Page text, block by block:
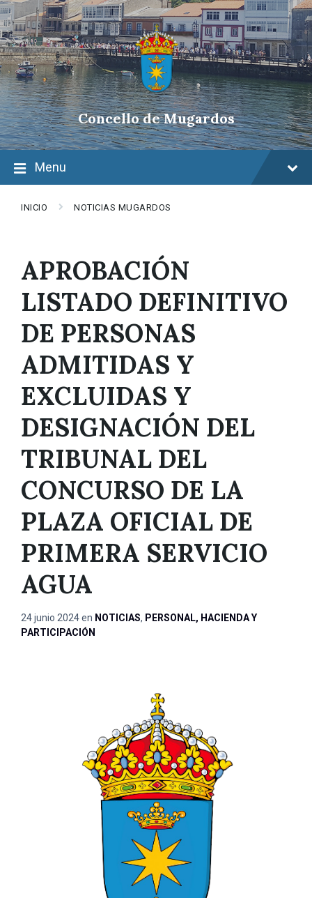
Skip
to
content
Skip
to
main
navigation
Skip
to
footer
Concello de Mugardos
Menu
INICIO NOTICIAS MUGARDOS
APROBACIÓN
LISTADO DEFINITIVO
DE PERSONAS
ADMITIDAS Y
EXCLUIDAS Y
DESIGNACIÓN DEL
TRIBUNAL DEL
CONCURSO DE LA
PLAZA OFICIAL DE
PRIMERA SERVICIO
AGUA
24 junio 2024en NOTICIAS, PERSONAL, HACIENDA Y
PARTICIPACIÓN